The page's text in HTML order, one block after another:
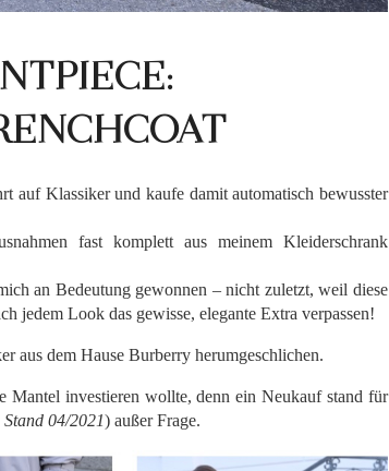
auf Klassiker und kaufe damit automatisch bewusster
fast komplett aus meinem Kleiderschrank
an Bedeutung gewonnen – nicht zuletzt, weil diese
jedem Look das gewisse, elegante Extra verpassen!
aus dem Hause Burberry herumgeschlichen.
Mantel investieren wollte, denn ein Neukauf stand für
04/2021) außer Frage.